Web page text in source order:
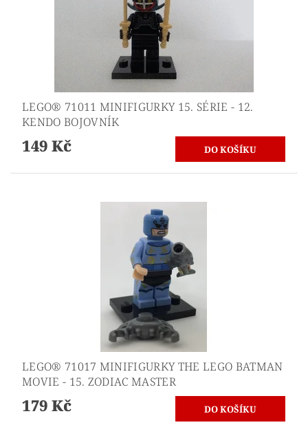
LEGO® 71011 MINIFIGURKY 15. SÉRIE - 12.
KENDO BOJOVNÍK
149 Kč
LEGO® 71017 MINIFIGURKY THE LEGO BATMAN
MOVIE - 15. ZODIAC MASTER
179 Kč